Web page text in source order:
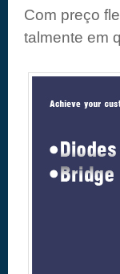
Com preço
talmente em